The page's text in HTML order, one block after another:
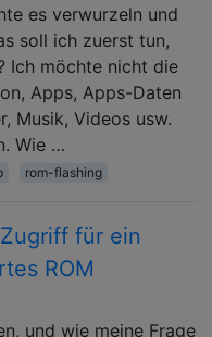
es verwurzeln und
soll ich zuerst tun,
Ich möchte nicht die
Apps, Apps-Daten
Musik, Videos usw.
Wie …
rom-flashing
für ein
ROM
und wie meine Frage